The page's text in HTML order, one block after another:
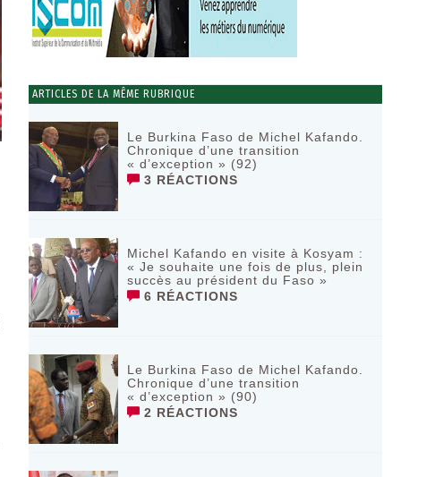
ARTICLES DE LA MÊME RUBRIQUE
Le Burkina Faso de Michel Kafando.
Chronique d’une transition
« d’exception » (92)
3 RÉACTIONS
Michel Kafando en visite à Kosyam :
« Je souhaite une fois de plus, plein
succès au président du Faso »
6 RÉACTIONS
Le Burkina Faso de Michel Kafando.
Chronique d’une transition
« d’exception » (90)
2 RÉACTIONS